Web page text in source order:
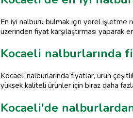
En iyi nalburu bulmak için yerel işletme
üzerinden fiyat karşılaştırması yaparak
Kocaeli nalburlarında
Kocaeli nalburlarında fiyatlar, ürün
yüksek kaliteli ürünler için biraz daha
Kocaeli'de